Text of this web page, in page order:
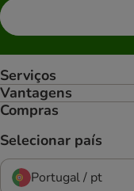
Serviços
Vantagens
Compras
Selecionar país
Portugal / pt